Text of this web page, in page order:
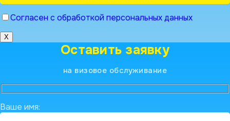
Согласен с обработкой персональных данных
X
Оставить заявку
на визовое обслуживание
Ваше имя: